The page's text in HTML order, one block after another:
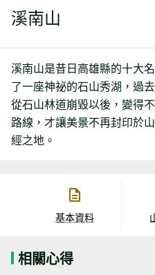
溪南山
溪南山是昔日高雄縣的十大
了一座神祕的石山秀湖，過
從石山林道崩毀以後，變得
路線，才讓美景不再封印於
經之地。
基本資料
相關心得